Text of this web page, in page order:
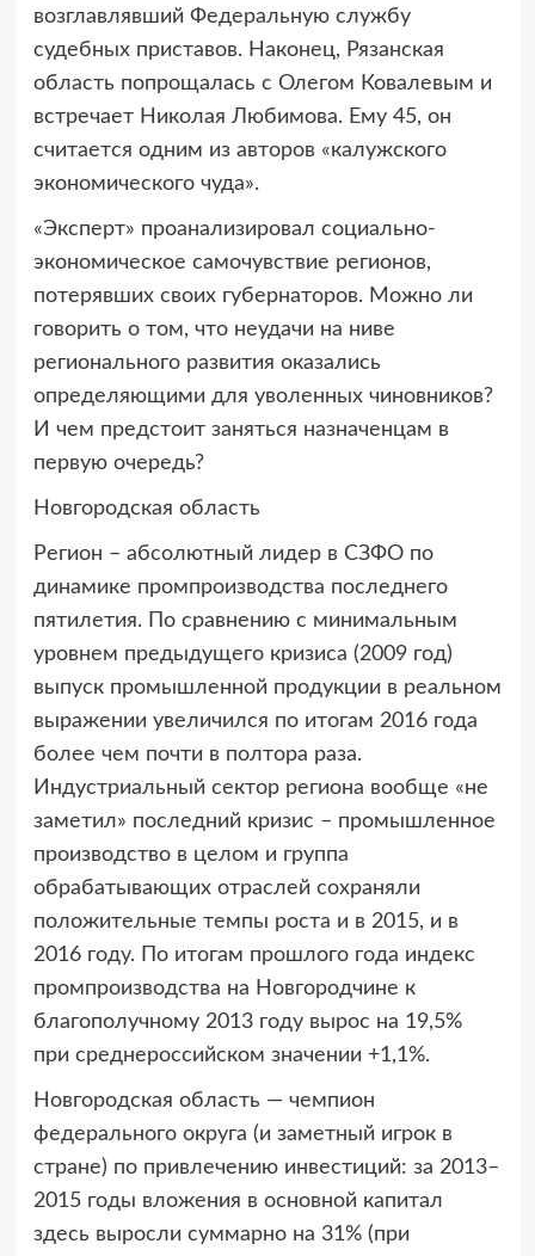
возглавлявший Федеральную службу
судебных приставов. Наконец, Рязанская
область попрощалась с Олегом Ковалевым и
встречает Николая Любимова. Ему 45, он
считается одним из авторов «калужского
экономического чуда».
«Эксперт» проанализировал социально-
экономическое самочувствие регионов,
потерявших своих губернаторов. Можно ли
говорить о том, что неудачи на ниве
регионального развития оказались
определяющими для уволенных чиновников?
И чем предстоит заняться назначенцам в
первую очередь?
Новгородская область
Регион – абсолютный лидер в СЗФО по
динамике промпроизводства последнего
пятилетия. По сравнению с минимальным
уровнем предыдущего кризиса (2009 год)
выпуск промышленной продукции в реальном
выражении увеличился по итогам 2016 года
более чем почти в полтора раза.
Индустриальный сектор региона вообще «не
заметил» последний кризис – промышленное
производство в целом и группа
обрабатывающих отраслей сохраняли
положительные темпы роста и в 2015, и в
2016 году. По итогам прошлого года индекс
промпроизводства на Новгородчине к
благополучному 2013 году вырос на 19,5%
при среднероссийском значении +1,1%.
Новгородская область — чемпион
федерального округа (и заметный игрок в
стране) по привлечению инвестиций: за 2013–
2015 годы вложения в основной капитал
здесь выросли суммарно на 31% (при